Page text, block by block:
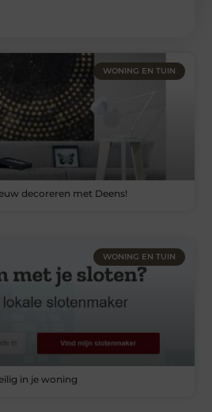
WONING EN TUIN
decoreren met Deens!
WONING EN TUIN
in je woning